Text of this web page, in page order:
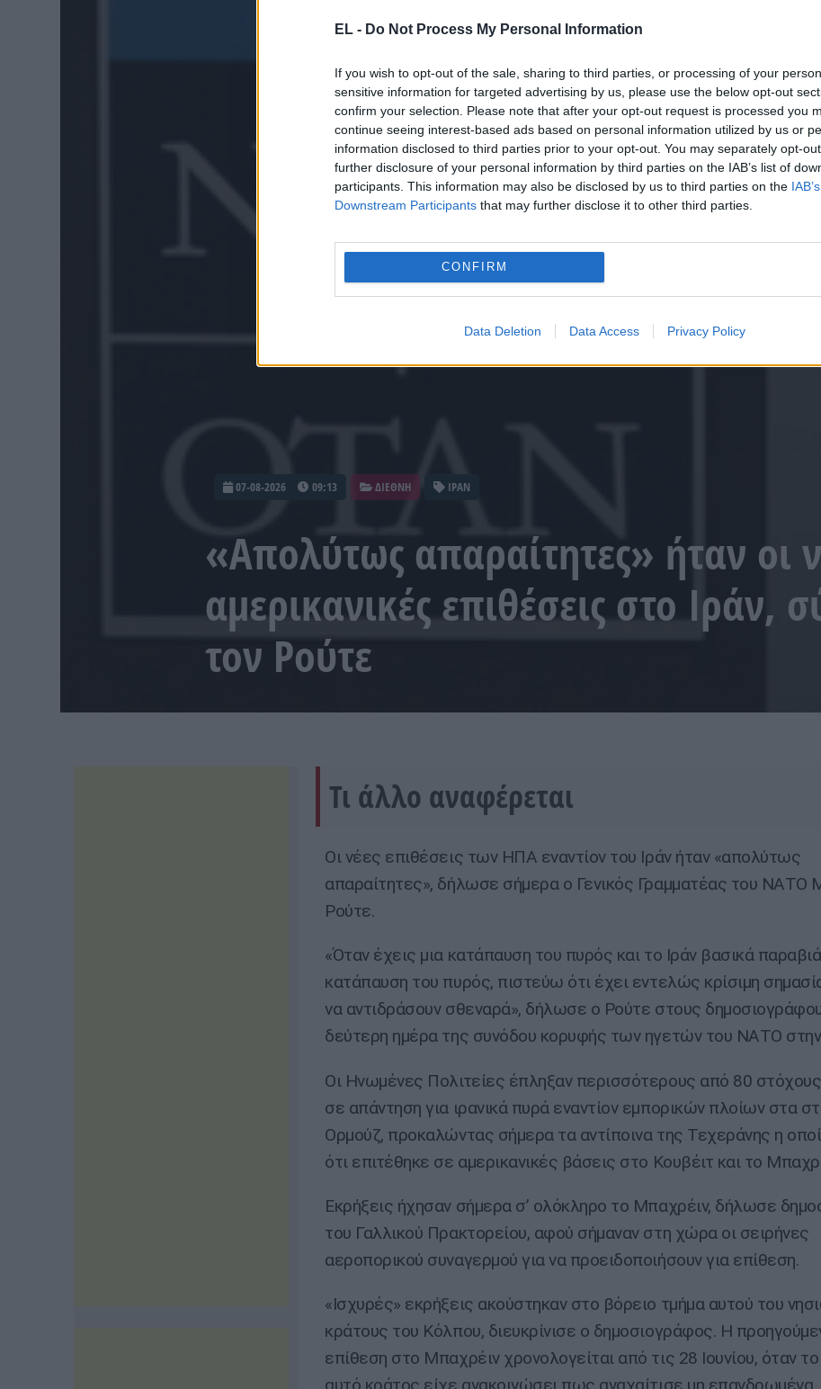
EL - Do Not Process My Personal Information
If you wish to opt-out of the sale, sharing to third parties, or processing of your
sensitive information for targeted advertising by us, please use the below opt-out
confirm your selection. Please note that after your opt-out request is processed you
continue seeing interest-based ads based on personal information utilized by us or
information disclosed to third parties prior to your opt-out. You may separately opt-
further disclosure of your personal information by third parties on the IAB’s list of
participants. This information may also be disclosed by us to third parties on the
Downstream Participants that may further disclose it to other third parties.
CONFIRM
Data Deletion Data Access Privacy Policy
07-08-2026 09:13 ΔΙΕΘΝΗ ΙΡΑΝ
«Απολύτως απαραίτητες» ήταν οι
αμερικανικές επιθέσεις στο Ιράν,
τον Ρούτε
Τι άλλο αναφέρεται
Οι νέες επιθέσεις των ΗΠΑ εναντίον του Ιράν ήταν «απολύτως
απαραίτητες», δήλωσε σήμερα ο Γενικός Γραμματέας του ΝΑΤΟ
Ρούτε.
«Όταν έχεις μια κατάπαυση του πυρός και το Ιράν βασικά
κατάπαυση του πυρός, πιστεύω ότι έχει εντελώς κρίσιμη
να αντιδράσουν σθεναρά», δήλωσε ο Ρούτε στους
δεύτερη ημέρα της συνόδου κορυφής των ηγετών του ΝΑΤΟ
Οι Ηνωμένες Πολιτείες έπληξαν περισσότερους από 80
σε απάντηση για ιρανικά πυρά εναντίον εμπορικών πλοίων στα
Ορμούζ, προκαλώντας σήμερα τα αντίποινα της Τεχεράνης η
ότι επιτέθηκε σε αμερικανικές βάσεις στο Κουβέιτ και το
Εκρήξεις ήχησαν σήμερα σ’ ολόκληρο το Μπαχρέιν, δήλωσε
του Γαλλικού Πρακτορείου, αφού σήμαναν στη χώρα οι σειρήνες
αεροπορικού συναγερμού για να προειδοποιήσουν για επίθεση.
«Ισχυρές» εκρήξεις ακούστηκαν στο βόρειο τμήμα αυτού του
κράτους του Κόλπου, διευκρίνισε ο δημοσιογράφος. Η
επίθεση στο Μπαχρέιν χρονολογείται από τις 28 Ιουνίου, όταν το